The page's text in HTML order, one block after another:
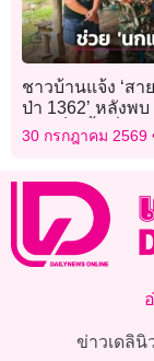
ชาวบ้านแจ้ง ‘ส
ป่า 1362’ หลังพบ
บาดเจ็บ พื้นที่
หนองหญ้าปล้อง-
30 กรกฎาคม 2569
ข่าวเดลินิ